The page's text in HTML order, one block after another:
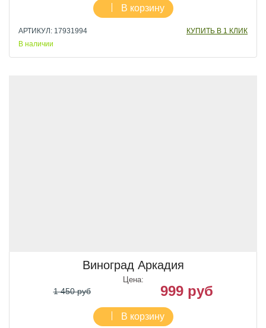
В корзину
АРТИКУЛ: 17931994
КУПИТЬ В 1 КЛИК
В наличии
Виноград Аркадия
Цена:
1 450 руб 999 руб
В корзину